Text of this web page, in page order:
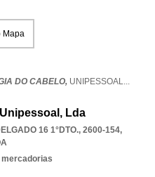
Mapa
DO CABELO, UNIPESSOAL...
Lda
16 1°DTO., 2600-154,